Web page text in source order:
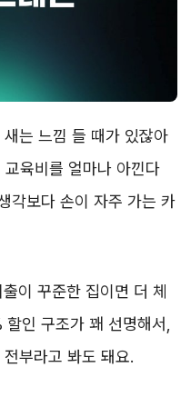
는 느낌 들 때가 있잖아
육비를 얼마나 아낀다
각보다 손이 자주 가는 카
이 꾸준한 집이면 더 체
인 구조가 꽤 선명해서,
부라고 봐도 돼요.